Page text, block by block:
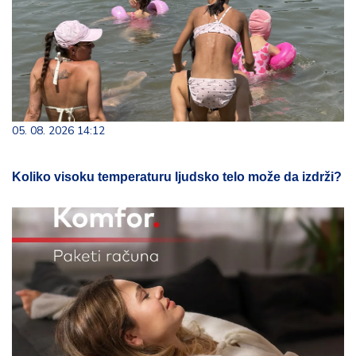
05. 08. 2026 14:12
Koliko visoku temperaturu ljudsko telo može da izdrži?